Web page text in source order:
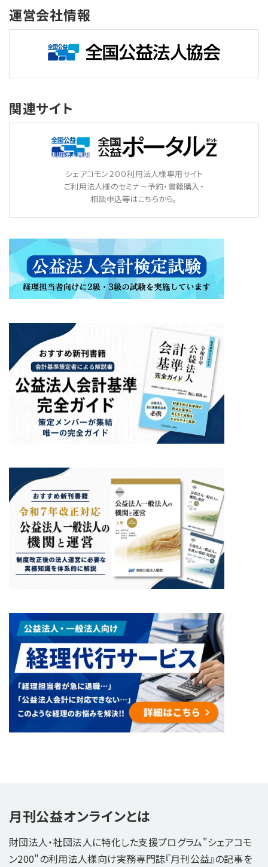
運営会社情報
関連サイト
シェアコモン２００利用法人様専用サイト
ご利用法人様のセミナー予約・書籍購入・
相談申込等はこちらから。
月刊公益オンラインとは
財団法人・社団法人に特化した支援プログラム"シェアコモ
ン200"の利用法人様向け実務専門誌『月刊公益』の記事を